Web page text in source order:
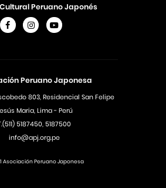
Peruano Japonesa
803, Residencial San Felipe
Maria, Lima - Perú
5187450, 5187500
info@apj.org.pe
Peruano Japonés
Asociación Peruano Japonesa